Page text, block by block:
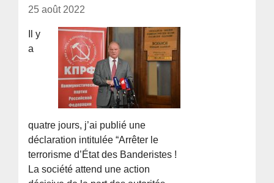
25 août 2022
Il y
a
quatre jours, j’ai publié une
déclaration intitulée “Arrêter le
terrorisme d’État des Banderistes !
La société attend une action